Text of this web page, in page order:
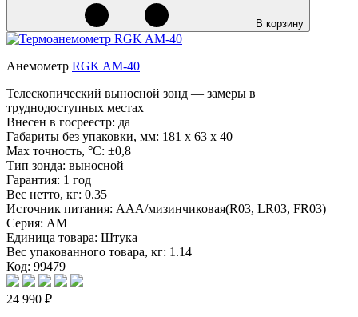
В корзину
Анемометр RGK AM-40
Телескопический выносной зонд — замеры в
труднодоступных местах
Внесен в госреестр: да
Габариты без упаковки, мм: 181 x 63 x 40
Max точность, °С: ±0,8
Тип зонда: выносной
Гарантия: 1 год
Вес нетто, кг: 0.35
Источник питания: AAA/мизинчиковая(R03, LR03, FR03)
Серия: AM
Единица товара: Штука
Вес упакованного товара, кг: 1.14
Код: 99479
24 990 ₽